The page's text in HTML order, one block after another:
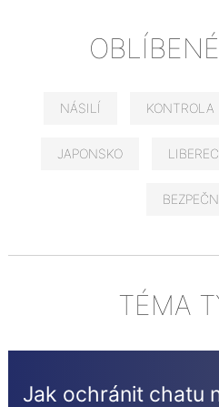
NÁSILÍ KONTROLA
JAPONSKO LIBEREC
TÉMA
Jak ochránit chatu